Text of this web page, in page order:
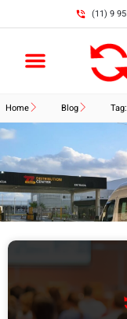
(11) 9
Home Blog